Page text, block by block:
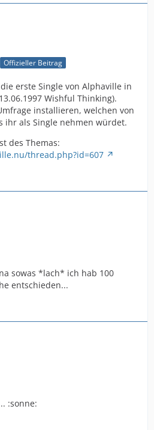
Offizieller Beitrag
erste Single von Alphaville in
Wishful Thinking).
installieren, welchen von
ihr als Single nehmen würdet.
des Themas:
thread.php?id=607
sowas *lach* ich hab 100
entschieden...
:sonne: